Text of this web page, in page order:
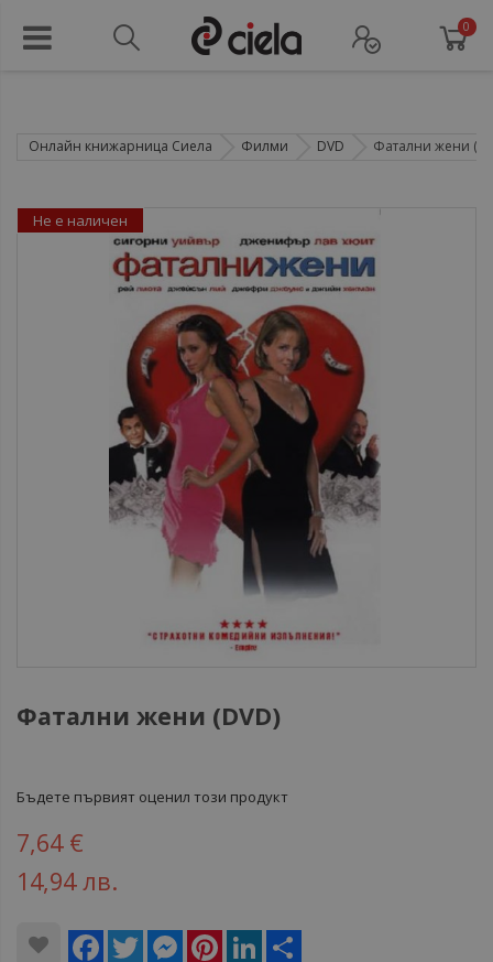
0
Онлайн книжарница Сиела Филми DVD Фатални жени
Фатални жени (DVD)
Бъдете първият оценил този продукт
7,64 €
14,94 лв.
Facebook
Twitter MessengerPinterestLinkedIn
Не е наличен